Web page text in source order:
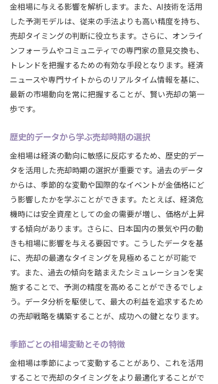
金相場に与える影響を解析します。また、AI技術を活用
した予測モデルは、従来の手法よりも高い精度を持ち、
売却タイミングの判断に役立ちます。さらに、オンライ
ンフォーラムやコミュニティでの専門家の意見交換も、
トレンドを把握するための有効な手段となります。経済
ニュースや専門サイトからのリアルタイム情報を基に、
最新の市場動向を常に把握することが、賢い売却の第一
歩です。
歴史的データから学ぶ売却時期の選択
金相場は経済の動向に敏感に反応するため、歴史的デー
タを活用した売却時期の選択が重要です。過去のデータ
からは、季節的な変動や国際的なイベントが金価格にど
う影響したかを学ぶことができます。たとえば、経済危
機時には安全資産としての金の需要が増し、価格が上昇
する傾向があります。さらに、日本国内の景気や円の動
きも相場に影響を与える要因です。こうしたデータを基
に、売却の最適なタイミングを見極めることが可能で
す。また、過去の傾向を踏まえたシミュレーションを実
施することで、予測の精度を高めることができるでしょ
う。データ分析を駆使して、最大の利益を追求するため
の売却戦略を構築することが、成功への鍵となります。
季節ごとの相場変動とその特徴
金相場は季節によって変動することがあり、これを活用
することで売却のタイミングをより最適化することがで